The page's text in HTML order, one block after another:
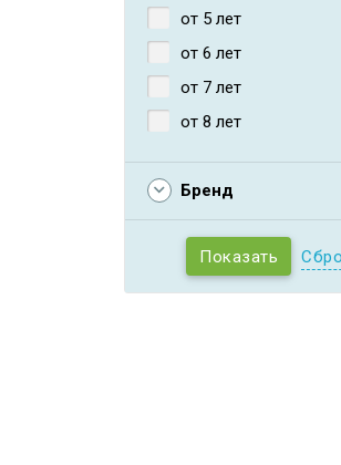
от 5 лет
от 6 лет
от 7 лет
от 8 лет
Бренд